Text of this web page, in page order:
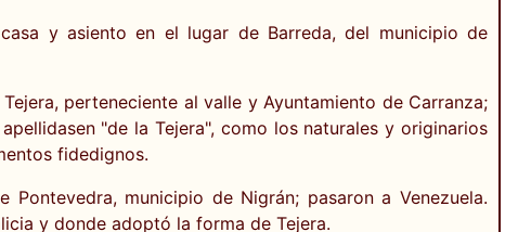
y asiento en el lugar de Barreda, del municipio de
perteneciente al valle y Ayuntamiento de Carranza;
"de la Tejera", como los naturales y originarios
fidedignos.
municipio de Nigrán; pasaron a Venezuela.
y donde adoptó la forma de Tejera.